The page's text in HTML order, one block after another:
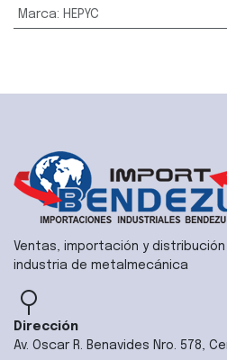
Marca: HEPYC
Ventas, importación y
industria de metalmecánica
Dirección
Av. Oscar R. Benavides Nro. 578,